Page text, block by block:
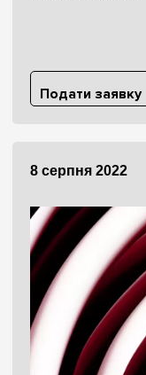
Подати заявку
8 серпня 2022